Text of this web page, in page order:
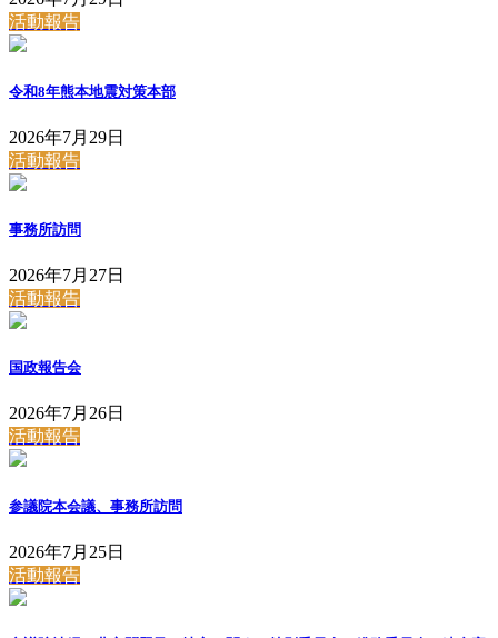
活動報告
令和8年熊本地震対策本部
2026年7月29日
活動報告
事務所訪問
2026年7月27日
活動報告
国政報告会
2026年7月26日
活動報告
参議院本会議、事務所訪問
2026年7月25日
活動報告